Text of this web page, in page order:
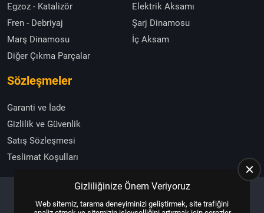
Egzoz - Katalizör
Elektrik Aksamı
Fren - Debriyaj
Şarj Dinamosu
Marş Dinamosu
İç Aksam
Diğer Çıkma Parçalar
Sözleşmeler
Garanti ve İade
Gizlilik ve Güvenlik
Satış Sözleşmesi
Teslimat Koşulları
Copyright © 2025, All Right ReservedUS YAZILIM
Gizliliğinize Önem Veriyoruz
Web sitemiz, tarama deneyiminizi geliştirmek, site trafiğini